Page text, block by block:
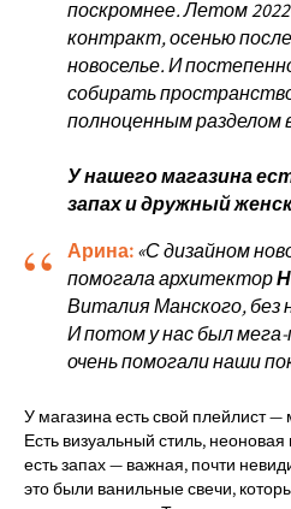
поскромнее. Летом
контракт, осенью
новоселье. И
собирать
полноценным разделом
У нашего магазина
запах и дружный
“ Арина: «С дизайном
помогала архитектор
Виталия Манского, без
И потом у нас был
очень помогали наши
У магазина есть свой плейлист —
Есть визуальный стиль, неоновая
есть запах — важная, почти
это были ванильные свечи,